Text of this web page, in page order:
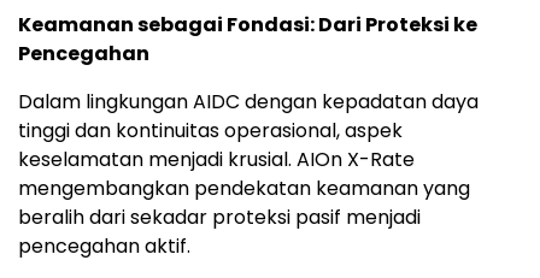
Keamanan sebagai Fondasi: Dari Proteksi ke
Pencegahan
Dalam lingkungan AIDC dengan kepadatan daya
tinggi dan kontinuitas operasional, aspek
keselamatan menjadi krusial. AIOn X-Rate
mengembangkan pendekatan keamanan yang
beralih dari sekadar proteksi pasif menjadi
pencegahan aktif.